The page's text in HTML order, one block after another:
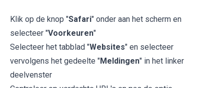
Klik op de knop "Safari" onder aan het scherm en
selecteer "Voorkeuren"
Selecteer het tabblad "Websites" en selecteer
vervolgens het gedeelte "Meldingen" in het linker
deelvenster